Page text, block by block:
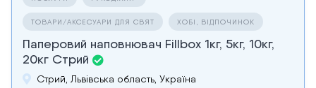
ТОВАРИ/АКСЕСУАРИ ДЛЯ СВЯТ ХОБІ, ВІДПОЧИНОК
Паперовий наповнювач Fillbox 1кг, 5кг, 10кг,
20кг Стрий
Стрий, Львівська область, Україна